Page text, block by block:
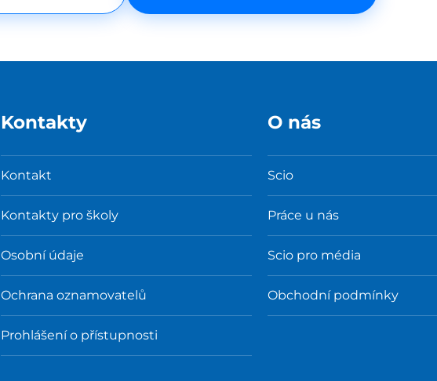
Kontakty
Kontakt
Kontakty pro školy
Osobní údaje
Ochrana oznamovatelů
Prohlášení o přístupnosti
O nás
Scio
Práce u nás
Scio pro média
Obchodní podmínky